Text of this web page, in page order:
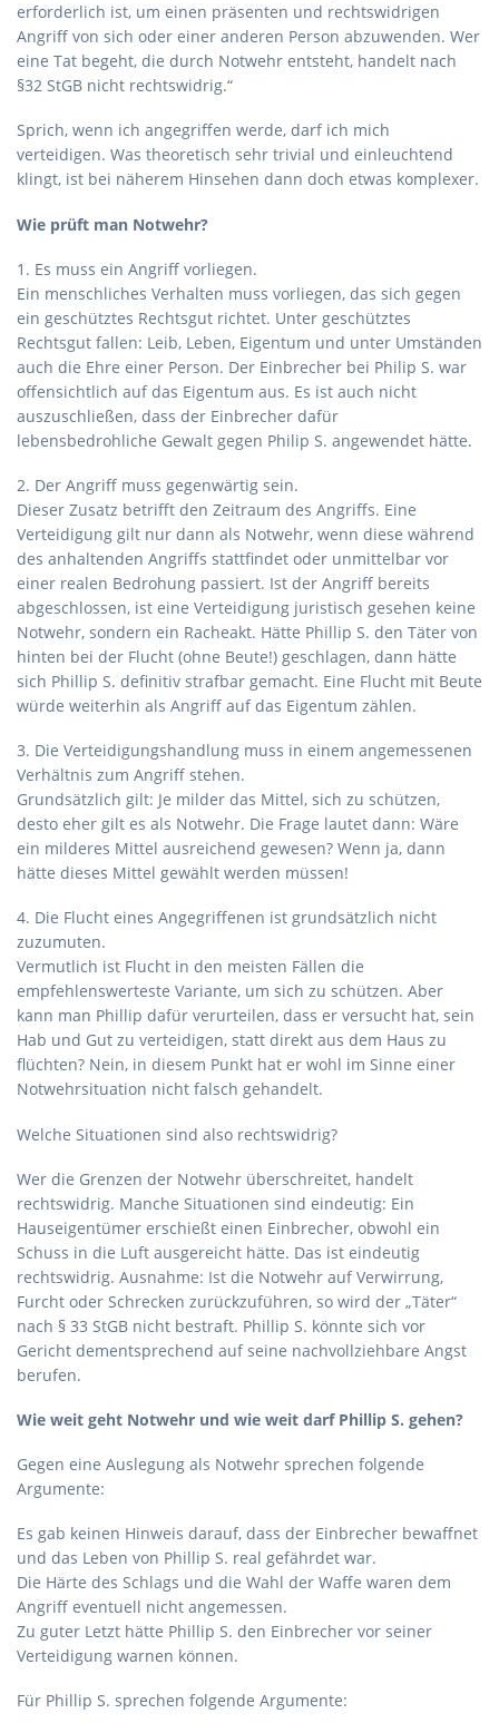
erforderlich ist, um einen präsenten und rechtswidrigen
Angriff von sich oder einer anderen Person abzuwenden. Wer
eine Tat begeht, die durch Notwehr entsteht, handelt nach
§32 StGB nicht rechtswidrig.“
Sprich, wenn ich angegriffen werde, darf ich mich
verteidigen. Was theoretisch sehr trivial und einleuchtend
klingt, ist bei näherem Hinsehen dann doch etwas komplexer.
Wie prüft man Notwehr?
1. Es muss ein Angriff vorliegen.
Ein menschliches Verhalten muss vorliegen, das sich gegen
ein geschütztes Rechtsgut richtet. Unter geschütztes
Rechtsgut fallen: Leib, Leben, Eigentum und unter Umständen
auch die Ehre einer Person. Der Einbrecher bei Philip S. war
offensichtlich auf das Eigentum aus. Es ist auch nicht
auszuschließen, dass der Einbrecher dafür
lebensbedrohliche Gewalt gegen Philip S. angewendet hätte.
2. Der Angriff muss gegenwärtig sein.
Dieser Zusatz betrifft den Zeitraum des Angriffs. Eine
Verteidigung gilt nur dann als Notwehr, wenn diese während
des anhaltenden Angriffs stattfindet oder unmittelbar vor
einer realen Bedrohung passiert. Ist der Angriff bereits
abgeschlossen, ist eine Verteidigung juristisch gesehen keine
Notwehr, sondern ein Racheakt. Hätte Phillip S. den Täter von
hinten bei der Flucht (ohne Beute!) geschlagen, dann hätte
sich Phillip S. definitiv strafbar gemacht. Eine Flucht mit Beute
würde weiterhin als Angriff auf das Eigentum zählen.
3. Die Verteidigungshandlung muss in einem angemessenen
Verhältnis zum Angriff stehen.
Grundsätzlich gilt: Je milder das Mittel, sich zu schützen,
desto eher gilt es als Notwehr. Die Frage lautet dann: Wäre
ein milderes Mittel ausreichend gewesen? Wenn ja, dann
hätte dieses Mittel gewählt werden müssen!
4. Die Flucht eines Angegriffenen ist grundsätzlich nicht
zuzumuten.
Vermutlich ist Flucht in den meisten Fällen die
empfehlenswerteste Variante, um sich zu schützen. Aber
kann man Phillip dafür verurteilen, dass er versucht hat, sein
Hab und Gut zu verteidigen, statt direkt aus dem Haus zu
flüchten? Nein, in diesem Punkt hat er wohl im Sinne einer
Notwehrsituation nicht falsch gehandelt.
Welche Situationen sind also rechtswidrig?
Wer die Grenzen der Notwehr überschreitet, handelt
rechtswidrig. Manche Situationen sind eindeutig: Ein
Hauseigentümer erschießt einen Einbrecher, obwohl ein
Schuss in die Luft ausgereicht hätte. Das ist eindeutig
rechtswidrig. Ausnahme: Ist die Notwehr auf Verwirrung,
Furcht oder Schrecken zurückzuführen, so wird der „Täter“
nach § 33 StGB nicht bestraft. Phillip S. könnte sich vor
Gericht dementsprechend auf seine nachvollziehbare Angst
berufen.
Wie weit geht Notwehr und wie weit darf Phillip S. gehen?
Gegen eine Auslegung als Notwehr sprechen folgende
Argumente:
Es gab keinen Hinweis darauf, dass der Einbrecher bewaffnet
und das Leben von Phillip S. real gefährdet war.
Die Härte des Schlags und die Wahl der Waffe waren dem
Angriff eventuell nicht angemessen.
Zu guter Letzt hätte Phillip S. den Einbrecher vor seiner
Verteidigung warnen können.
Für Phillip S. sprechen folgende Argumente: